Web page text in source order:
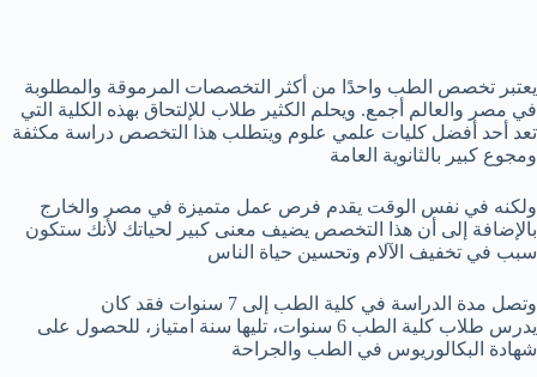
يعتبر تخصص الطب واحدًا من أكثر التخصصات المرموقة والمطلوبة
في مصر والعالم أجمع. ويحلم الكثير طلاب للإلتحاق بهذه الكلية التي
تعد أحد أفضل كليات علمي علوم ويتطلب هذا التخصص دراسة مكثفة
ومجوع كبير بالثانوية العامة
ولكنه في نفس الوقت يقدم فرص عمل متميزة في مصر والخارج
بالإضافة إلى أن هذا التخصص يضيف معنى كبير لحياتك لأنك ستكون
سبب في تخفيف الآلام وتحسين حياة الناس
وتصل مدة الدراسة في كلية الطب إلى 7 سنوات فقد كان
يدرس طلاب كلية الطب 6 سنوات، تليها سنة امتياز، للحصول على
شهادة البكالوريوس في الطب والجراحة